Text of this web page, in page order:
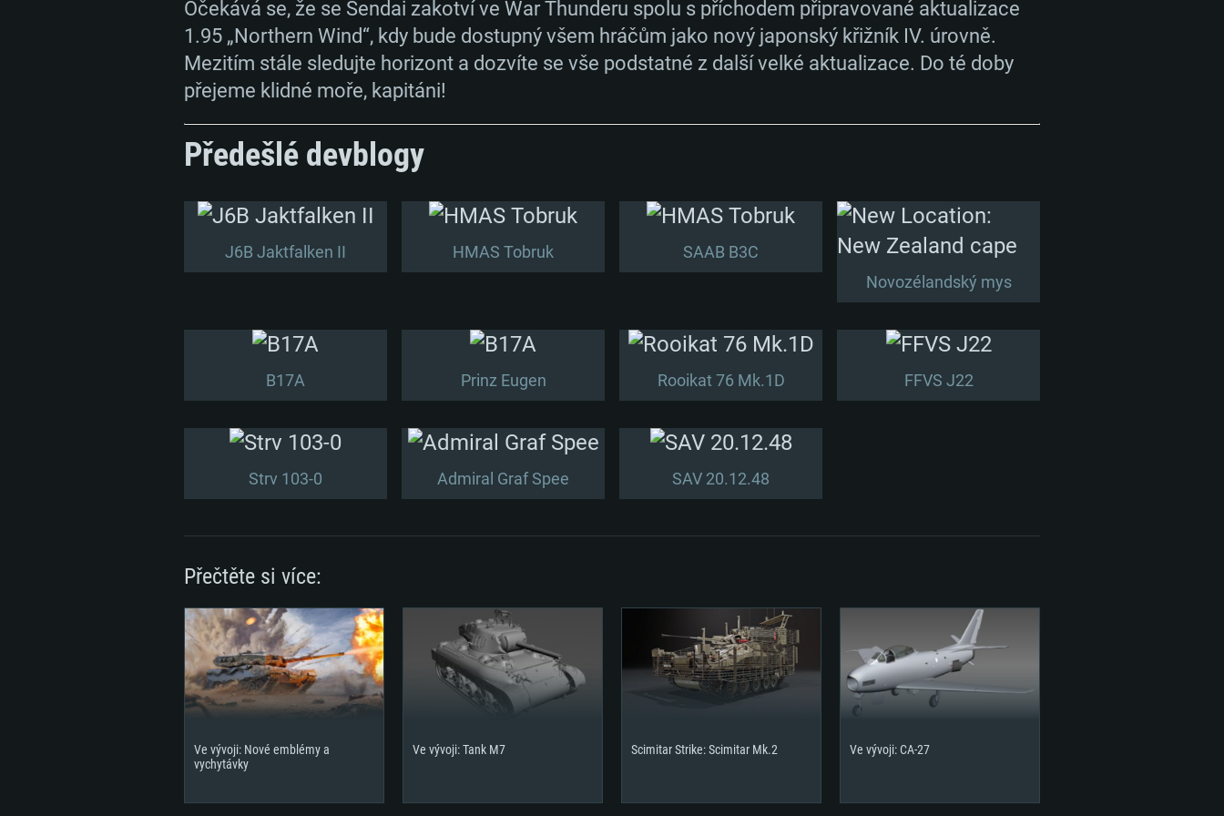
Očekává se, že se Sendai zakotví ve War Thunderu spolu s příchodem připravované aktualizace
1.95 „Northern Wind“, kdy bude dostupný všem hráčům jako nový japonský křižník IV. úrovně.
Mezitím stále sledujte horizont a dozvíte se vše podstatné z další velké aktualizace. Do té doby
přejeme klidné moře, kapitáni!
Předešlé devblogy
J6B Jaktfalken II HMAS Tobruk
SAAB B3C
Novozélandský mys
B17A Prinz Eugen Rooikat 76 Mk.1D FFVS J22
Strv 103-0 Admiral Graf Spee SAV 20.12.48
Přečtěte si více:
Ve vývoji: Nové emblémy a
vychytávky
Ve vývoji: Tank M7 Scimitar Strike: Scimitar Mk.2 Ve vývoji: CA-27